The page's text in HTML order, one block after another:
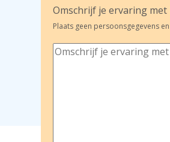
Omschrijf je ervaring met
Plaats geen persoonsgegevens